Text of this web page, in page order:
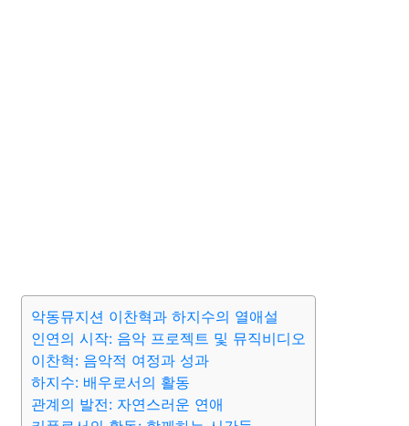
악동뮤지션 이찬혁과 하지수의 열애설
인연의 시작: 음악 프로젝트 및 뮤직비디오
이찬혁: 음악적 여정과 성과
하지수: 배우로서의 활동
관계의 발전: 자연스러운 연애